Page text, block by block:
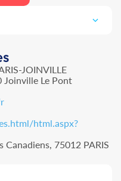
JOINVILLE
Joinville Le Pont
html.aspx?
Canadiens, 75012 PARIS